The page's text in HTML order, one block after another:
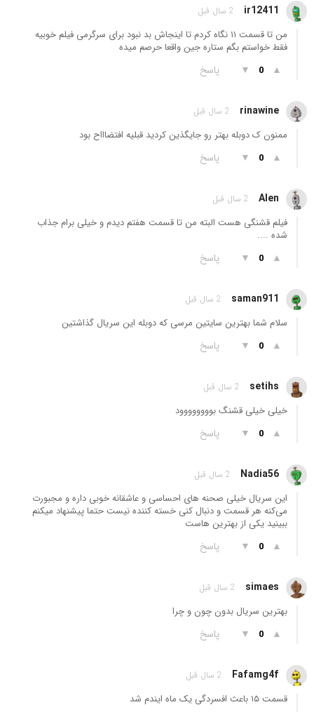
ir12411 2 سال قبل
من تا قسمت ۱۱ نگاه کردم تا اینجاش بد نبود برای سرگرمی فیلم خوبیه
فقط خواستم بگم ستاره جین واقعا حرصم میده
▲
0
▼ پاسخ
rinawine 2 سال قبل
ممنون ک دوبله بهتر رو جایگذین کردید قبلیه افتضاااح بود
▲
0
▼ پاسخ
Alen 2 سال قبل
فیلم قشنگی هست البته من تا قسمت هفتم دیدم و خیلی برام جذاب
شده ....
▲
0
▼ پاسخ
saman911 2 سال قبل
سلام شما بهترین سایتین مرسی که دوبله این سریال گذاشتین
▲
0
▼ پاسخ
setihs 2 سال قبل
خیلی خیلی قشنگ بوووووووود
▲
0
▼ پاسخ
Nadia56 2 سال قبل
این سریال خیلی صحنه های احساسی و عاشقانه خوبی داره و مجبورت
می‌کنه هر قسمت و دنبال کنی خسته کننده نیست حتما پیشنهاد میکنم
ببینید یکی از بهترین هاست
▲
0
▼ پاسخ
simaes 2 سال قبل
بهترین سریال بدون چون و چرا
▲
0
▼ پاسخ
Fafamg4f 2 سال قبل
قسمت ۱۵ باعث افسردگی یک ماه ایندم شد